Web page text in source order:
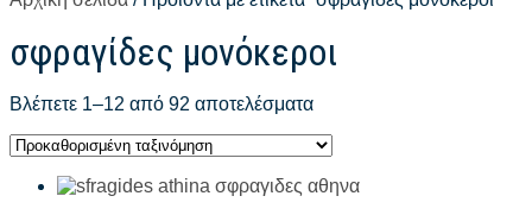
σφραγίδες μονόκεροι
Βλέπετε 1–12 από 92 αποτελέσματα